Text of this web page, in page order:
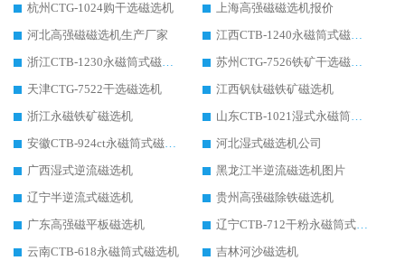
杭州CTG-1024购干选磁选机
上海高强磁磁选机报价
河北高强磁磁选机生产厂家
江西CTB-1240永磁筒式磁选机厂家
浙江CTB-1230永磁筒式磁选机生产厂家
苏州CTG-7526铁矿干选磁选机
天津CTG-7522干选磁选机
江西钒钛磁铁矿磁选机
浙江永磁铁矿磁选机
山东CTB-1021湿式永磁筒式磁选机
安徽CTB-924ct永磁筒式磁选机
河北湿式磁选机公司
广西湿式逆流磁选机
黑龙江半逆流磁选机图片
辽宁半逆流式磁选机
贵州高强磁除铁磁选机
广东高强磁平板磁选机
辽宁CTB-712干粉永磁筒式磁选机
云南CTB-618永磁筒式磁选机
吉林河沙磁选机